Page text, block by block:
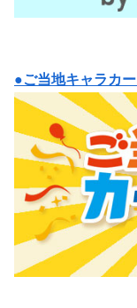
●ご当地キャラカ